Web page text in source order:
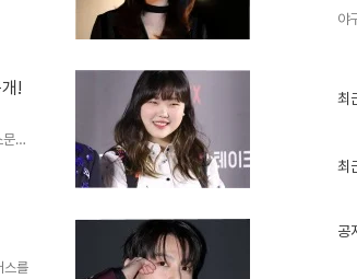
콘
디
..
!
의
린
들
스를
야
최
인
최
최
공